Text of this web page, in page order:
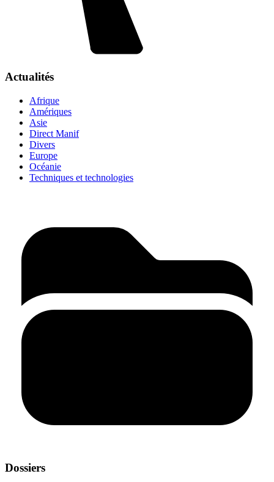
Actualités
Afrique
Amériques
Asie
Direct Manif
Divers
Europe
Océanie
Techniques et technologies
Dossiers